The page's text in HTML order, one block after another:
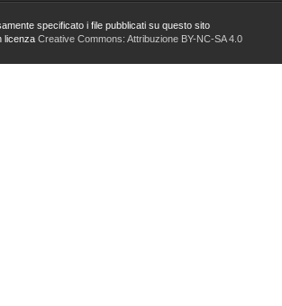
specificato i file pubblicati su questo sito
licenza Creative Commons: Attribuzione BY-NC-SA 4.0